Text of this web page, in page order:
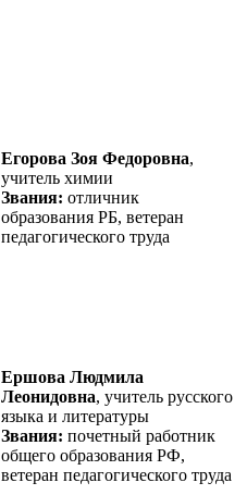
Егорова Зоя Федоровна,
учитель химии
Звания: отличник
образования РБ, ветеран
педагогического труда
Ершова Людмила
Леонидовна, учитель русского
языка и литературы
Звания: почетный работник
общего образования РФ,
ветеран педагогического труда